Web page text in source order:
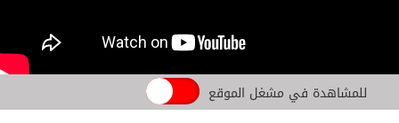
للمشاهدة في مشغل الموقع